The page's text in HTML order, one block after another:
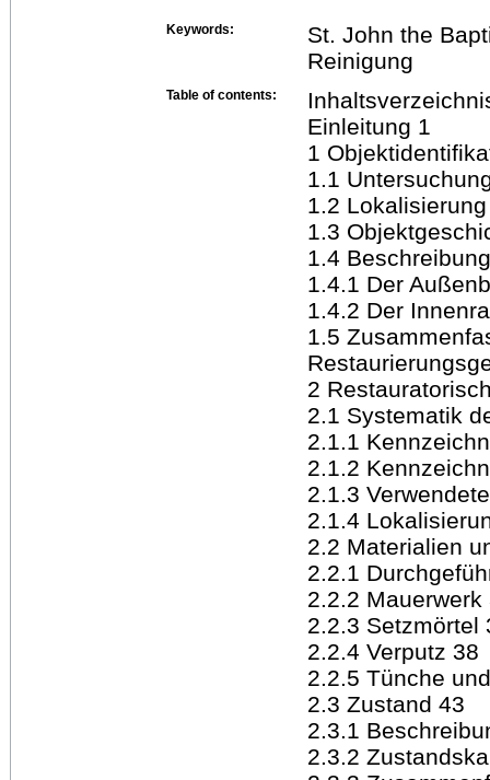
Keywords:
St. John the
Reinigung
Table of contents:
Einleitung 1
1
1.1
1.2
1.3
1.4
1.4.1 Der
1.4.2 Der
1.5
2
2.1 Systematik
2.1.1
2.1.2
2.1.3
2.1.4
2.2 Materialien
2.2.1
2.2.2 Mauerwerk
2.2.3 Setzmörtel
2.2.4 Verputz 38
2.2.5 Tünche
2.3 Zustand 43
2.3.1
2.3.2